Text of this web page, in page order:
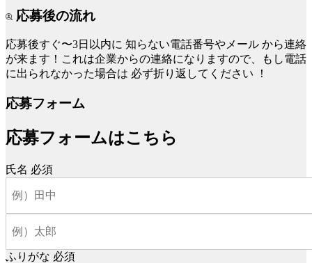
応募後の流れ
応募後すぐ〜3日以内に 知らない電話番号やメール から連絡
が来ます！これは企業からの連絡になりますので、もし電話
に出られなかった場合は 必ず折り返してください ！
応募フォーム
応募フォームはこちら
氏名 必須
ふりがな 必須